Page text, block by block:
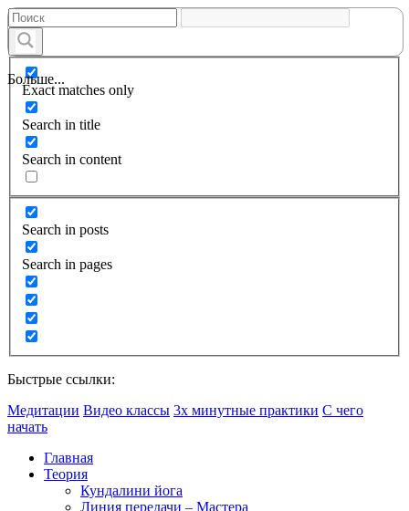
Больше...
Exact matches only
Search in title
Search in content
Search in posts
Search in pages
Быстрые ссылки:
Медитации Видео классы 3х минутные практики С чего
начать
Главная
Теория
Кундалини йога
Линия передачи – Мастера